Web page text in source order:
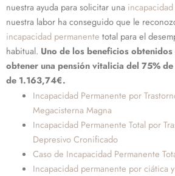
nuestra ayuda para solicitar una
nuestra labor ha conseguido que le
incapacidad permanente total para el
habitual. Uno de los beneficios obtenidos
obtener una pensión vitalicia del 75%
de 1.163,74€.
Incapacidad Permanente por
Megacisterna Magna
Incapacidad Permanente Total por
Depresivo Cronificado
Caso de Incapacidad Permanente
Incapacidad permanente por ciática